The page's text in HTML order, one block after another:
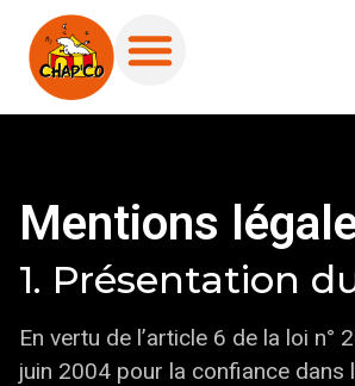
Mentions
1. Présentation
En vertu de l’article 6 de la loi n°
juin 2004 pour la confiance dans